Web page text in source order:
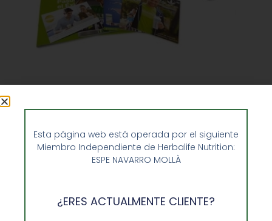
Paquete de Miembro Herbalife
67,88 €
Esta página web está operada por el siguiente
Miembro Independiente de Herbalife Nutrition:
ESPE NAVARRO MOLLÀ
¿ERES ACTUALMENTE CLIENTE?